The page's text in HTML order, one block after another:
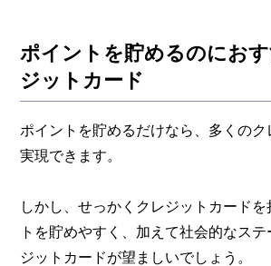
ポイントを貯めるのにお
ジットカード
ポイントを貯めるだけなら、多くの
実現できます。
しかし、せっかくクレジットカード
トを貯めやすく、加えて社会的なス
ジットカードが望ましいでしょう。